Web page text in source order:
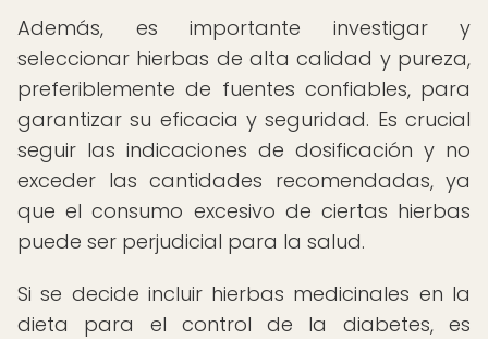
Además, es importante investigar y
seleccionar hierbas de alta calidad y pureza,
preferiblemente de fuentes confiables, para
garantizar su eficacia y seguridad. Es crucial
seguir las indicaciones de dosificación y no
exceder las cantidades recomendadas, ya
que el consumo excesivo de ciertas hierbas
puede ser perjudicial para la salud.
Si se decide incluir hierbas medicinales en la
dieta para el control de la diabetes, es